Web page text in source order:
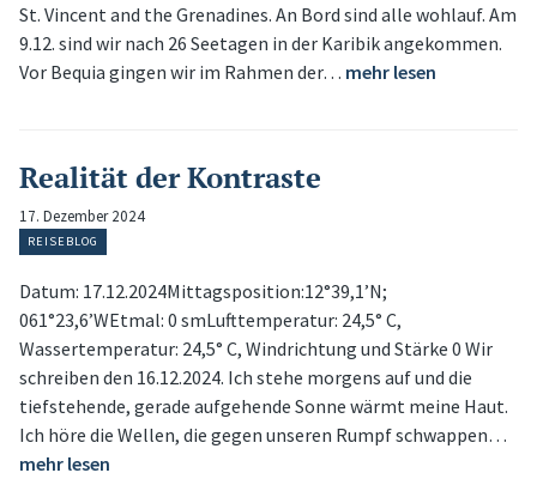
St. Vincent and the Grenadines. An Bord sind alle wohlauf. Am
9.12. sind wir nach 26 Seetagen in der Karibik angekommen.
Vor Bequia gingen wir im Rahmen der… mehr lesen
Realität der Kontraste
17. Dezember 2024
REISEBLOG
Datum: 17.12.2024Mittagsposition:12°39,1’N;
061°23,6’WEtmal: 0 smLufttemperatur: 24,5° C,
Wassertemperatur: 24,5° C, Windrichtung und Stärke 0 Wir
schreiben den 16.12.2024. Ich stehe morgens auf und die
tiefstehende, gerade aufgehende Sonne wärmt meine Haut.
Ich höre die Wellen, die gegen unseren Rumpf schwappen…
mehr lesen